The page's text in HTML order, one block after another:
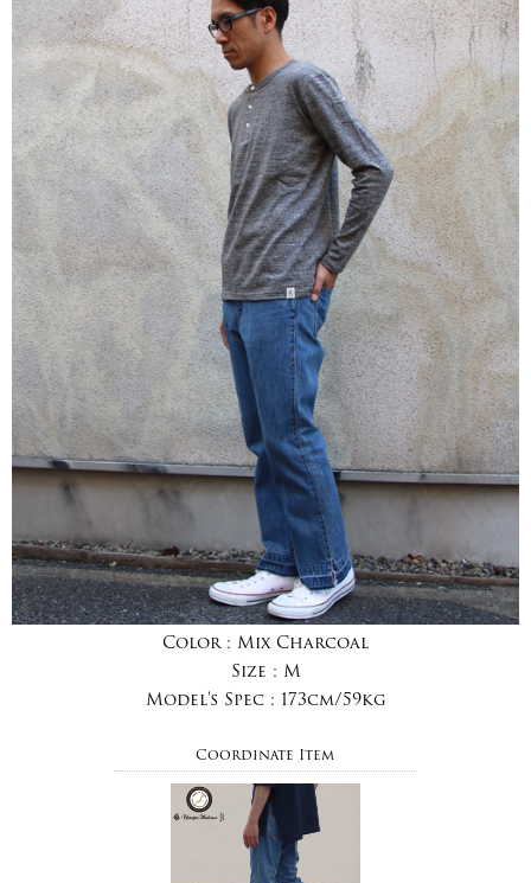
Color : Mix Charcoal
Size : M
Model's Spec : 173cm/59kg
Coordinate Item